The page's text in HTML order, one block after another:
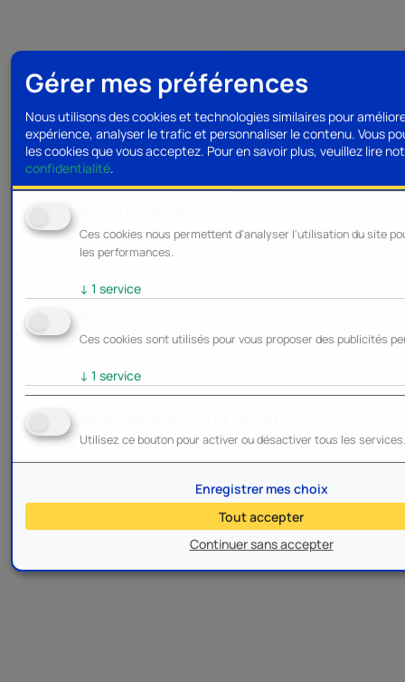
Gérer mes préférences
Nous utilisons des cookies et technologies similaires pour
expérience, analyser le trafic et personnaliser le contenu. Vous
les cookies que vous acceptez. Pour en savoir plus, veuillez lire
confidentialité.
Ces cookies nous permettent d'analyser l'utilisation du site
les performances.
↓ 1 service
Ces cookies sont utilisés pour vous proposer des publicités
↓ 1 service
Utilisez ce bouton pour activer ou désactiver tous les services.
Continuer sans accepter
Enregistrer mes choix
Tout accepter